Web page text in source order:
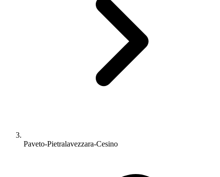
Paveto-Pietralavezzara-Cesino